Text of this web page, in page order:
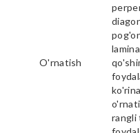
O'rnatish
rangli